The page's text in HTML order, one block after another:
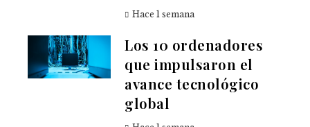
Hace 1 semana
Los 10 ordenadores
que impulsaron el
avance tecnológico
global